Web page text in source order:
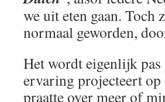
we uit eten gaan. Toch
normaal geworden,
Het wordt eigenlijk pas
ervaring projecteert
praatte over meer of